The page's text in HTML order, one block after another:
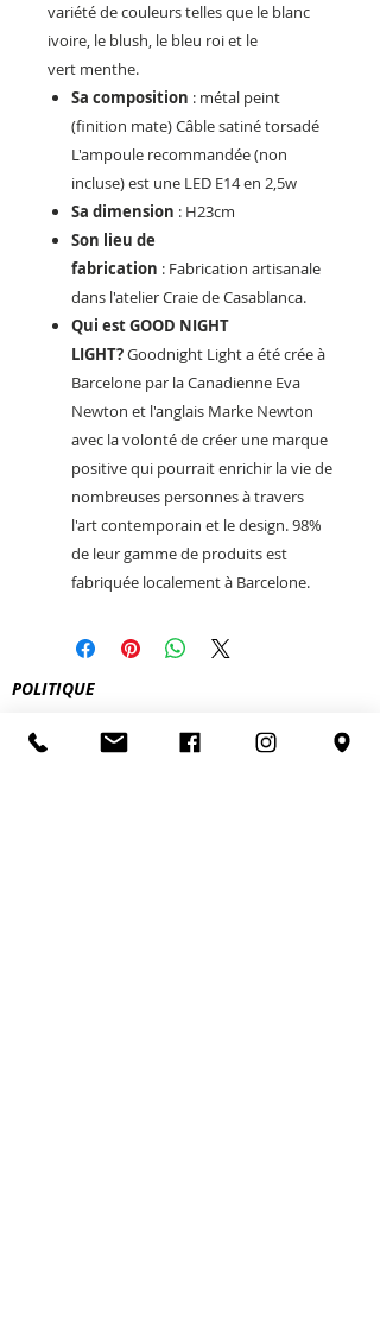
variété de couleurs telles que le blanc
ivoire, le blush, le bleu roi et le
vert menthe.
Sa composition : métal peint
(finition mate) Câble satiné torsadé
L'ampoule recommandée (non
incluse) est une LED E14 en 2,5w
Sa dimension : H23cm
Son lieu de
fabrication : Fabrication artisanale
dans l'atelier Craie de Casablanca.
Qui est GOOD NIGHT
LIGHT?Goodnight Light a été crée à
Barcelone par la Canadienne Eva
Newton et l'anglais Marke Newton
avec la volonté de créer une marque
positive qui pourrait enrichir la vie de
nombreuses personnes à travers
l'art contemporain et le design. 98%
de leur gamme de produits est
fabriquée localement à Barcelone.
POLITIQUE
FEU O LAC
5 square Aristide Briand